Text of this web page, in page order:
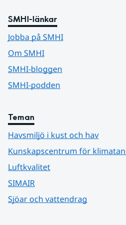
SMHI-länkar
Jobba på SMHI
Om SMHI
SMHI-bloggen
SMHI-podden
Teman
Havsmiljö i kust och hav
Kunskapscentrum för
Luftkvalitet
SIMAIR
Sjöar och vattendrag